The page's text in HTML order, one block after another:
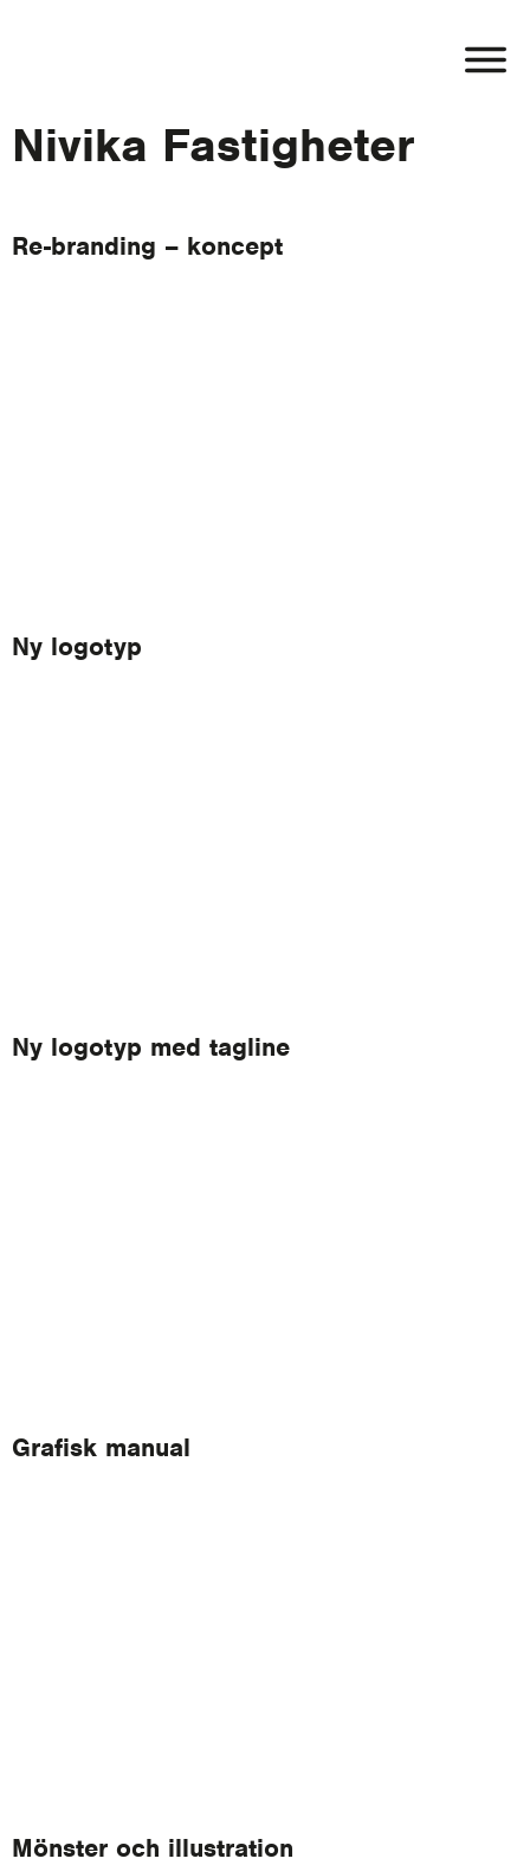
Nivika Fastigheter
Re-branding – koncept
Ny logotyp
Ny logotyp med tagline
Grafisk manual
Mönster och illustration